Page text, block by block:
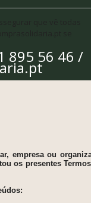
895 56 46 /
empresa ou
os presentes